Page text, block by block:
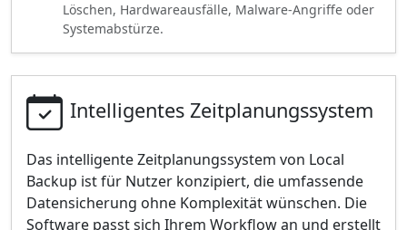
Löschen, Hardwareausfälle, Malware-Angriffe oder
Systemabstürze.
Intelligentes Zeitplanungssystem
Das intelligente Zeitplanungssystem von Local
Backup ist für Nutzer konzipiert, die umfassende
Datensicherung ohne Komplexität wünschen. Die
Software passt sich Ihrem Workflow an und erstellt